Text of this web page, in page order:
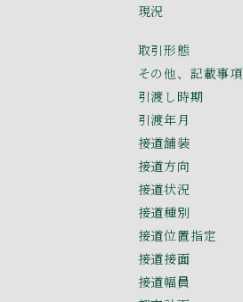
現況
取引形態
その他、記載事項
引渡し時期
引渡年月
接道舗装
接道方向
接道状況
接道種別
接道位置指定
接道接面
接道幅員